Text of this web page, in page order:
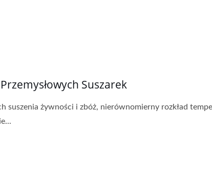
Suszarek
suszenia żywności i zbóż, nierównomierny rozkład
Przemysłowa